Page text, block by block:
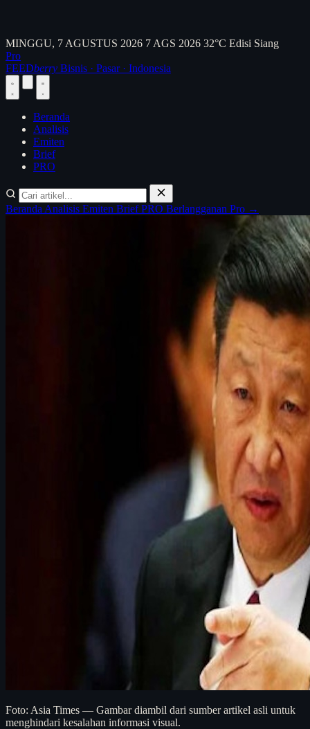
MINGGU, 7 AGUSTUS 2026 7 AGS 2026 32°C Edisi Siang
Pro
FEEDberry Bisnis · Pasar · Indonesia
Beranda
Analisis
Emiten
Brief
PRO
Beranda Analisis Emiten BriefPRO Berlangganan Pro →
Foto: Asia Times — Gambar diambil dari sumber artikel asli untuk
menghindari kesalahan informasi visual.